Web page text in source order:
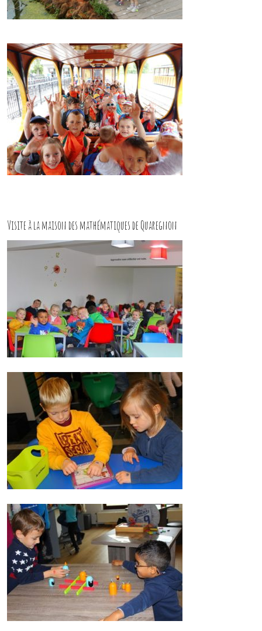
Visite à la maison des mathématiques de Quaregnon